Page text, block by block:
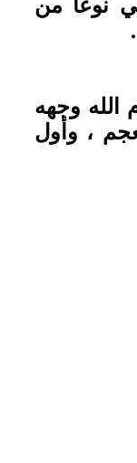
نوعا من
الله وجهه
، وأول